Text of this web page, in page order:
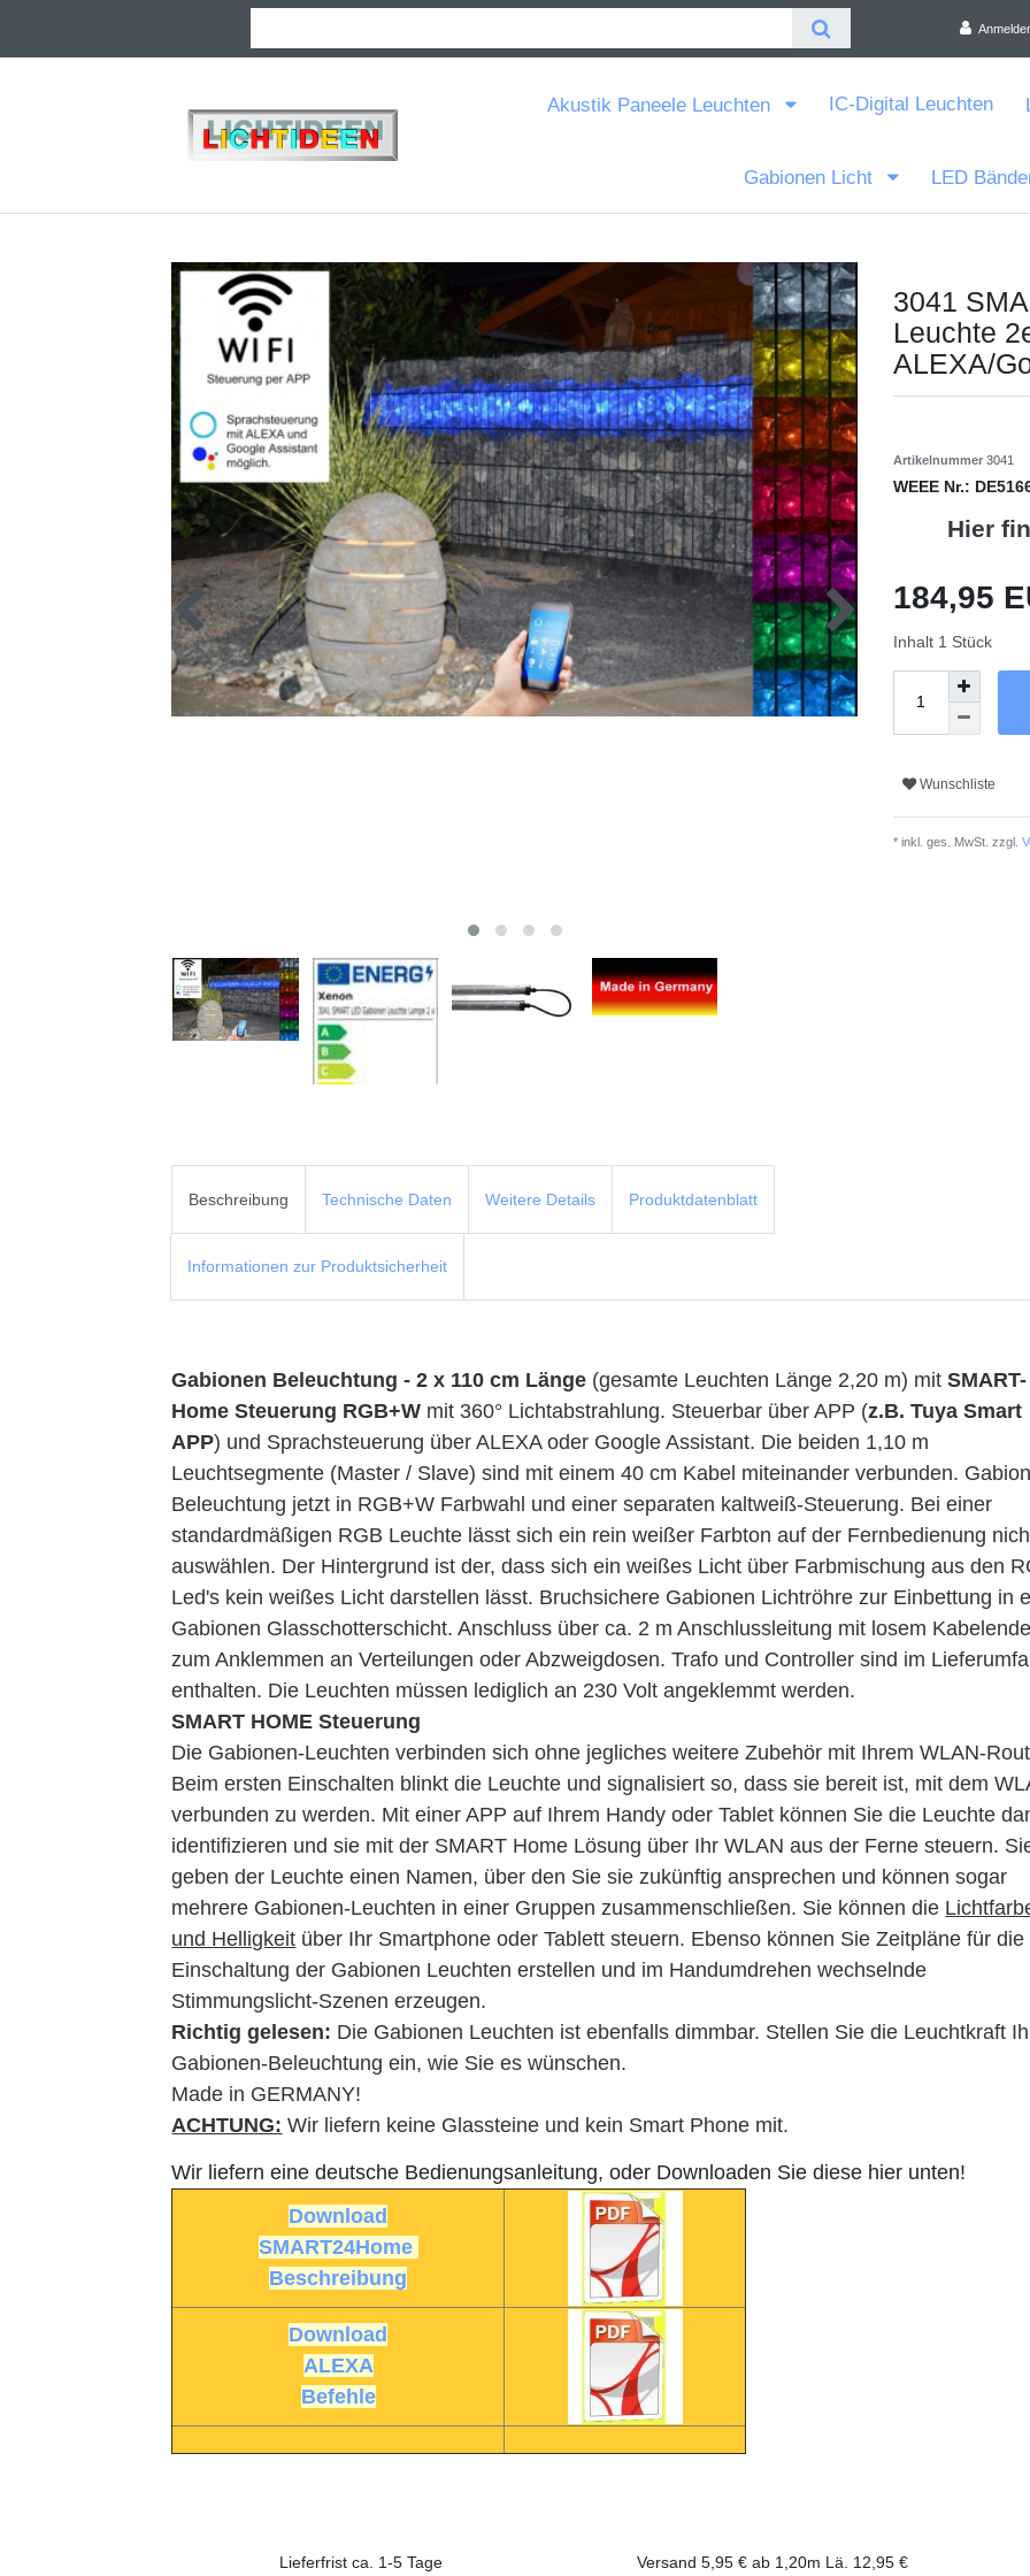
Akustik Paneele Leuchten IC-Digital Leuchten
Gabionen Licht LED
3041
Leuchte
ALEXA/
Artikelnummer 3041
WEEE Nr.:
Hier
184,95
Inhalt 1 Stück
Wunschliste
* inkl. ges. MwSt. zzgl.
Beschreibung Technische Daten Weitere Details Produktdatenblatt
Informationen zur Produktsicherheit
Gabionen Beleuchtung - 2 x 110 cm Länge (gesamte Leuchten Länge 2,20 m) mitSMART-
Home Steuerung RGB+W mit 360° Lichtabstrahlung. Steuerbar über APP (z.B. Tuya Smart
APP) und Sprachsteuerung über ALEXA oder Google Assistant. Die beiden 1,10 m
Leuchtsegmente (Master / Slave) sind mit einem 40 cm Kabel miteinander verbunden.
Beleuchtung jetzt in RGB+W Farbwahl und einer separaten kaltweiß-Steuerung. Bei einer
standardmäßigen RGB Leuchte lässt sich ein rein weißer Farbton auf der Fernbedienung
auswählen. Der Hintergrund ist der, dass sich ein weißes Licht über Farbmischung aus den
Led's kein weißes Licht darstellen lässt. Bruchsichere Gabionen Lichtröhre zur Einbettung in
Gabionen Glasschotterschicht. Anschluss über ca. 2 m Anschlussleitung mit losem Kabelende
zum Anklemmen an Verteilungen oder Abzweigdosen. Trafo und Controller sind im
enthalten. Die Leuchten müssen lediglich an 230 Volt angeklemmt werden.
SMART HOME Steuerung
Die Gabionen-Leuchten verbinden sich ohne jegliches weitere Zubehör mit Ihrem WLAN-
Beim ersten Einschalten blinkt die Leuchte und signalisiert so, dass sie bereit ist, mit dem
verbunden zu werden. Mit einer APP auf Ihrem Handy oder Tablet können Sie die Leuchte
identifizieren und sie mit der SMART Home Lösung über Ihr WLAN aus der Ferne steuern.
geben der Leuchte einen Namen, über den Sie sie zukünftig ansprechen und können sogar
mehrere Gabionen-Leuchten in einer Gruppen zusammenschließen. Sie können die
und Helligkeit über Ihr Smartphone oder Tablett steuern. Ebenso können Sie Zeitpläne für die
Einschaltung der Gabionen Leuchten erstellen und im Handumdrehen wechselnde
Stimmungslicht-Szenen erzeugen.
Richtig gelesen: Die Gabionen Leuchten ist ebenfalls dimmbar. Stellen Sie die Leuchtkraft
Gabionen-Beleuchtung ein, wie Sie es wünschen.
Made in GERMANY!
ACHTUNG: Wir liefern keine Glassteine und kein Smart Phone mit.
Wir liefern eine deutsche Bedienungsanleitung, oder Downloaden Sie diese hier unten!
Download
SMART24Home
Beschreibung
Download
ALEXA
Befehle
Lieferfrist ca. 1-5 Tage Versand 5,95 € ab 1,20m Lä. 12,95 €